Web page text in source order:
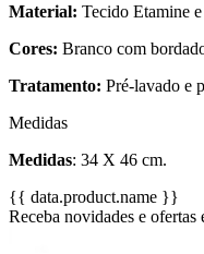
Material: Tecido Etamine
Cores: Branco com
Tratamento: Pré-lavado e
Medidas
Medidas: 34 X 46 cm.
{{ data.product.name }}
Receba novidades e ofertas